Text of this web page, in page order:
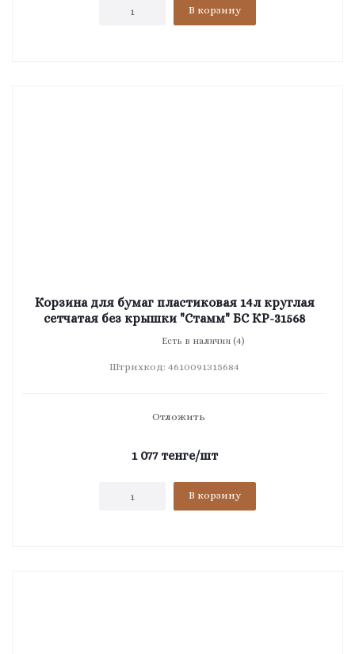
В корзину
Корзина для бумаг пластиковая 14л круглая
сетчатая без крышки "Стамм" БС КР-31568
Есть в наличии (4)
Штрихкод: 4610091315684
Отложить
1 077тенге/шт
В корзину